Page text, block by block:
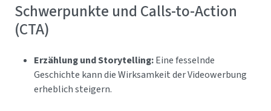
Schwerpunkte und Calls-to-Action
(CTA)
Erzählung und Storytelling:Eine fesselnde
Geschichte kann die Wirksamkeit der Videowerbung
erheblich steigern.